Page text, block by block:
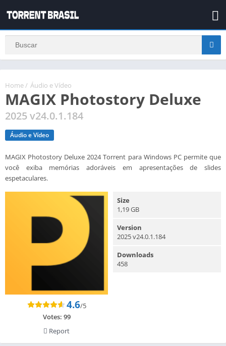
Home / Áudio e Vídeo
MAGIX Photostory Deluxe
2025 v24.0.1.184
Áudio e Vídeo
MAGIX Photostory Deluxe 2024 Torrent para Windows PC permite que
você exiba memórias adoráveis em apresentações de slides
espetaculares.
4.6/5
Votes: 99
Report
Size
1,19 GB
Version
2025 v24.0.1.184
Downloads
458